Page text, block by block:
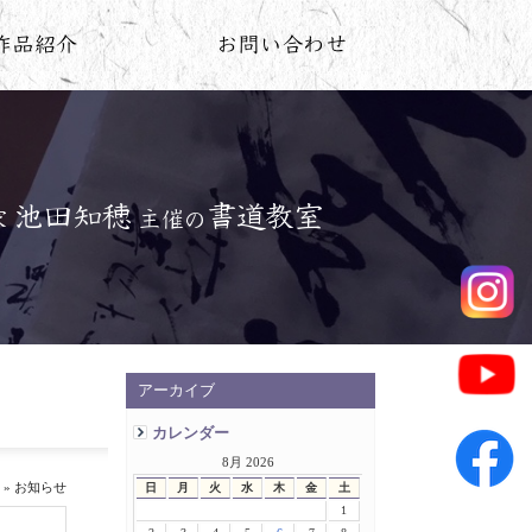
アーカイブ
カレンダー
8月 2026
日 月 火 水 木 金
土
1
» お知らせ